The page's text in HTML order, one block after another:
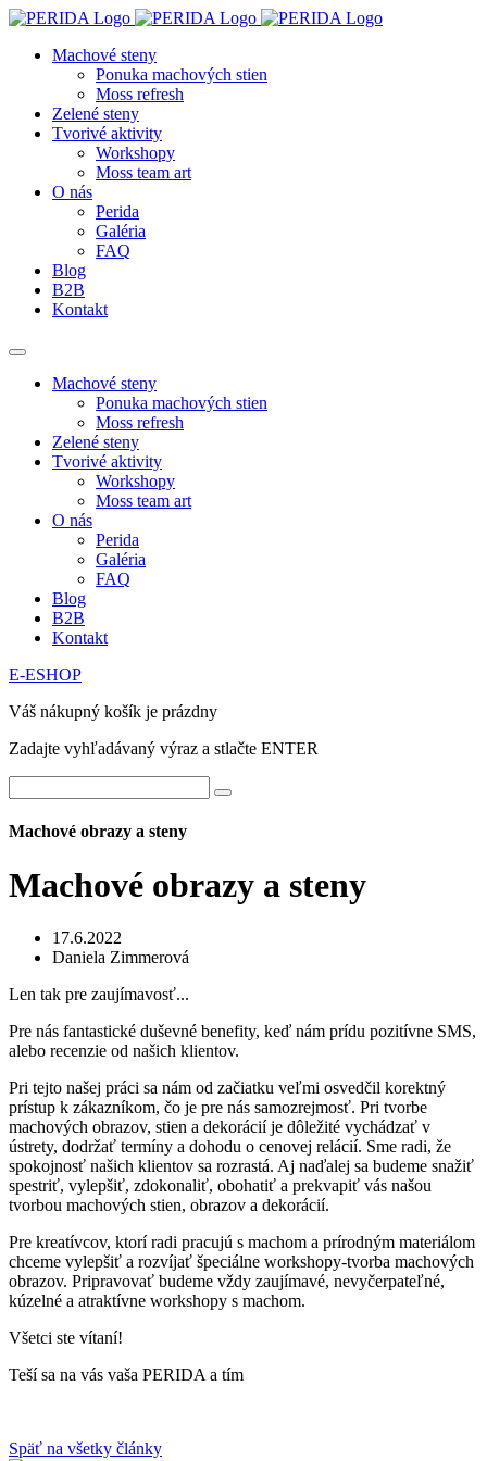
Machové steny
Ponuka machových stien
Moss refresh
Zelené steny
Tvorivé aktivity
Workshopy
Moss team art
O nás
Perida
Galéria
FAQ
Blog
B2B
Kontakt
Machové steny
Ponuka machových stien
Moss refresh
Zelené steny
Tvorivé aktivity
Workshopy
Moss team art
O nás
Perida
Galéria
FAQ
Blog
B2B
Kontakt
E-ESHOP
Váš nákupný košík je prázdny
Zadajte vyhľadávaný výraz a stlačte ENTER
Machové obrazy a steny
Machové obrazy a steny
17.6.2022
Daniela Zimmerová
Len tak pre zaujímavosť...
Pre nás fantastické duševné benefity, keď nám prídu pozitívne SMS,
alebo recenzie od našich klientov.
Pri tejto našej práci sa nám od začiatku veľmi osvedčil korektný
prístup k zákazníkom, čo je pre nás samozrejmosť. Pri tvorbe
machových obrazov, stien a dekorácií je dôležité vychádzať v
ústrety, dodržať termíny a dohodu o cenovej relácií. Sme radi, že
spokojnosť našich klientov sa rozrastá. Aj naďalej sa budeme snažiť
spestriť, vylepšiť, zdokonaliť, obohatiť a prekvapiť vás našou
tvorbou machových stien, obrazov a dekorácií.
Pre kreatívcov, ktorí radi pracujú s machom a prírodným materiálom
chceme vylepšiť a rozvíjať špeciálne workshopy-tvorba machových
obrazov. Pripravovať budeme vždy zaujímavé, nevyčerpateľné,
kúzelné a atraktívne workshopy s machom.
Všetci ste vítaní!
Teší sa na vás vaša PERIDA a tím
Späť na všetky články